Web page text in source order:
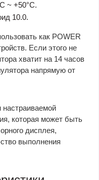
~ +50°С.
10.0.
как POWER
Если этого не
хватит на 14 часов
напрямую от
которая может быть
дисплея,
выполнения